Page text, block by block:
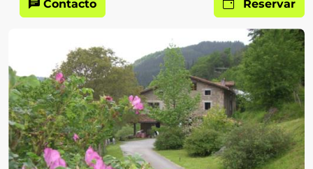
Contacto Reservar